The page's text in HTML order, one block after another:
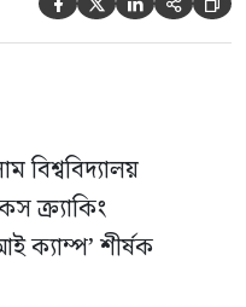
ক্র্যাকিং
ক্যাম্প’ শীর্ষক